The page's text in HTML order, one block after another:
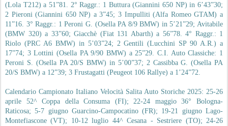
(Lola T212) a 51”81. 2° Raggr.: 1 Buttura (Giannini 650 NP) in 6’43”30;
2 Pieroni (Giannini 650 NP) a 3”45; 3 Impulliti (Alfa Romeo GTAM) a
11”16. 3° Raggr.: 1 Peroni G. (Osella PA 8/9 BMW) in 5’21”29; Avitabile
(BMW 320) a 33”60; Giacchè (Fiat 131 Abarth) a 56”78. 4° Raggr.: 1
Riolo (PRC A6 BMW) in 5’03”24; 2 Gentili (Lucchini SP 90 A.R.) a
17”74; 3 Lottini (Osella PA 9/90 BMW) a 25”29. C.I. Auto Classiche: 1
Peroni S. (Osella PA 20/S BMW) in 5’00”37; 2 Cassibba G. (Osella PA
20/S BMW) a 12”39; 3 Frustagatti (Peugeot 106 Rallye) a 1’24”72.
Calendario Campionato Italiano Velocità Salita Auto Storiche 2025: 25-26
aprile 52^ Coppa della Consuma (FI); 22-24 maggio 36° Bologna-
Raticosa; 5-7 giugno Guarcino-Campocatino (FR); 19-21 giugno Lago-
Montefiascone (VT); 10-12 luglio 44^ Cesana - Sestriere (TO); 24-26